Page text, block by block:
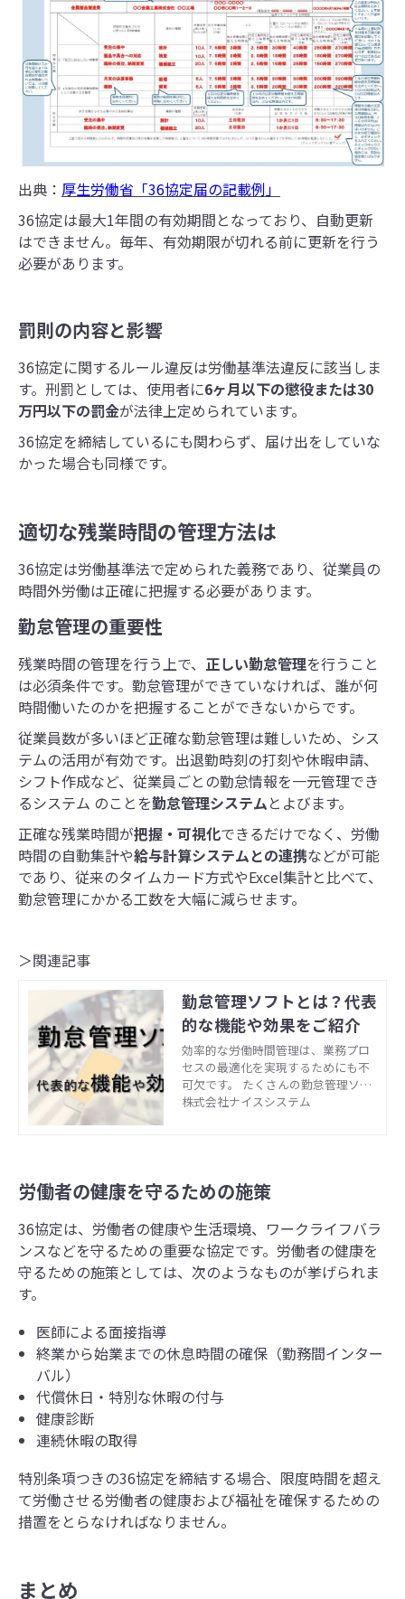
出典： 厚生労働省「36協定届の記載例」
36協定は最大1年間の有効期間となっており、自動更新
はできません。毎年、有効期限が切れる前に更新を行う
必要があります。
罰則の内容と影響
36協定に関するルール違反は労働基準法違反に該当しま
す。刑罰としては、使用者に6ヶ月以下の懲役または30
万円以下の罰金が法律上定められています。
36協定を締結しているにも関わらず、届け出をしていな
かった場合も同様です。
適切な残業時間の管理方法は
36協定は労働基準法で定められた義務であり、従業員の
時間外労働は正確に把握する必要があります。
勤怠管理の重要性
残業時間の管理を行う上で、 正しい勤怠管理を行うこと
は必須条件です。勤怠管理ができていなければ、誰が何
時間働いたのかを把握することができないからです。
従業員数が多いほど正確な勤怠管理は難しいため、シス
テムの活用が有効です。出退勤時刻の打刻や休暇申請、
シフト作成など、従業員ごとの勤怠情報を一元管理でき
るシステム のことを勤怠管理システムとよびます。
正確な残業時間が把握・可視化できるだけでなく、労働
時間の自動集計や給与計算システムとの連携などが可能
であり、従来のタイムカード方式やExcel集計と比べて、
勤怠管理にかかる工数を大幅に減らせます。
＞関連記事
勤怠管理ソフトとは？代表
的な機能や効果をご紹介
効率的な労働時間管理は、業務プロ
セスの最適化を実現するためにも不
可欠です。 たくさんの勤怠管理ソフ
トがありますが、そもそも勤怠管理
ソフトを利用し、時間外労働・有給
休暇取得の状況などを記録する方法
があります。 この記事では、勤怠管
理の基礎知識 と勤怠管理ソフトを使
う際の便利な機能・メリット効果に
ついて紹介します。
株式会社ナイスシステム
労働者の健康を守るための施策
36協定は、労働者の健康や生活環境、ワークライフバラ
ンスなどを守るための重要な協定です。労働者の健康を
守るための施策としては、次のようなものが挙げられま
す。
医師による面接指導
終業から始業までの休息時間の確保（勤務間インター
バル）
代償休日・特別な休暇の付与
健康診断
連続休暇の取得
特別条項つきの36協定を締結する場合、限度時間を超え
て労働させる労働者の健康および福祉を確保するための
措置をとらなければなりません。
まとめ